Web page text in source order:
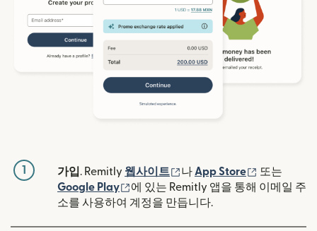
1 가입. Remitly 웹사이트 (새 창에서 열림)
나App Store (새 창에서
또는
Google Play
(새 창에서 열림)
에 있는 Remitly 앱을 통해 이메일 주
소를 사용하여 계정을 만듭니다.